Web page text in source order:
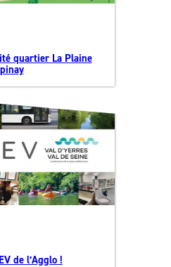
quartier La Plaine
de l’Agglo !